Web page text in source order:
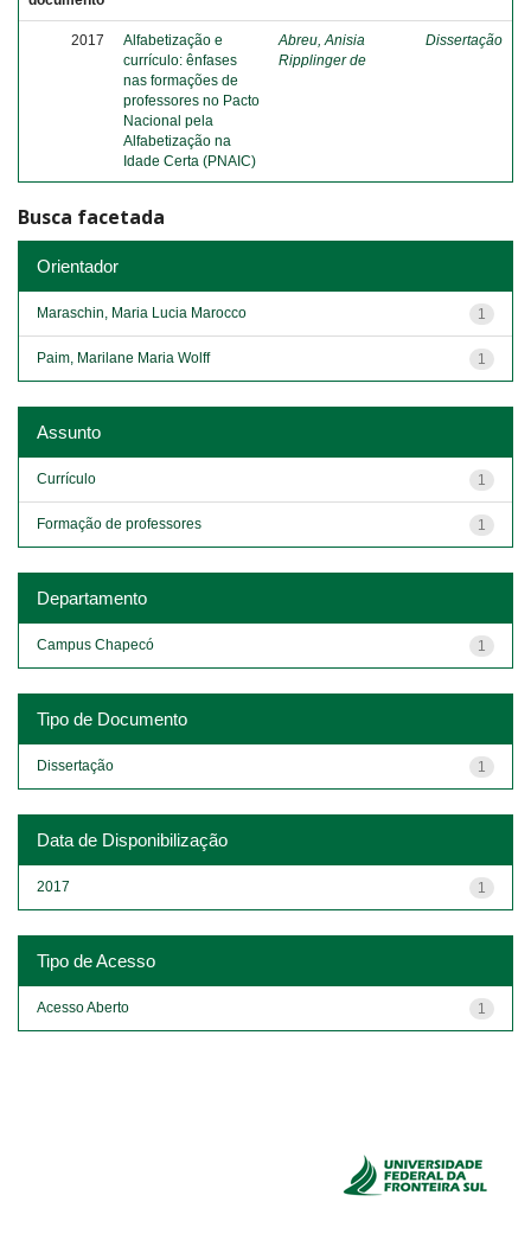
2017
Alfabetização e
currículo: ênfases
nas formações de
professores no Pacto
Nacional pela
Alfabetização na
Idade Certa (PNAIC)
Abreu, Anisia
Ripplinger de
Dissertação
Busca facetada
Orientador
1
Maraschin, Maria Lucia Marocco
1
Paim, Marilane Maria Wolff
Assunto
1
Currículo
1
Formação de professores
Departamento
1
Campus Chapecó
Tipo de Documento
1
Dissertação
Data de Disponibilização
1
2017
Tipo de Acesso
1
Acesso Aberto